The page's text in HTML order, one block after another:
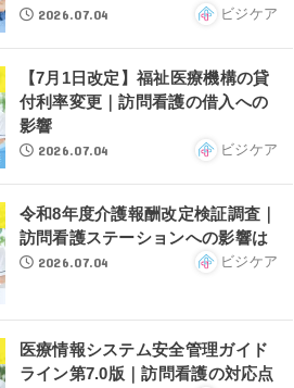
2026.07.04 ビジケア
【7月1日改定】福祉医療機構の貸
付利率変更｜訪問看護の借入への
影響
2026.07.04 ビジケア
令和8年度介護報酬改定検証調査｜
訪問看護ステーションへの影響は
2026.07.04 ビジケア
医療情報システム安全管理ガイド
ライン第7.0版｜訪問看護の対応点